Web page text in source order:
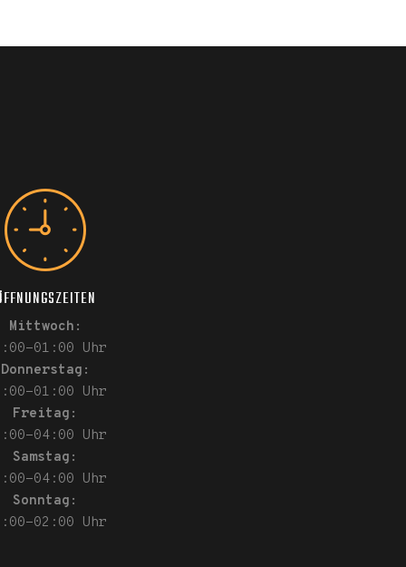
Mittwoch:
01:00 Uhr
Donnerstag:
01:00 Uhr
Freitag:
04:00 Uhr
Samstag:
04:00 Uhr
Sonntag:
02:00 Uhr